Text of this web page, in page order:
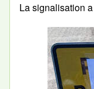
La signalisation